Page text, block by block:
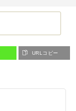
URLコピー